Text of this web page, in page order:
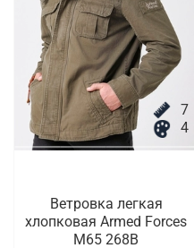
7
4
Ветровка легкая
хлопковая Armed Forces
M65 268B